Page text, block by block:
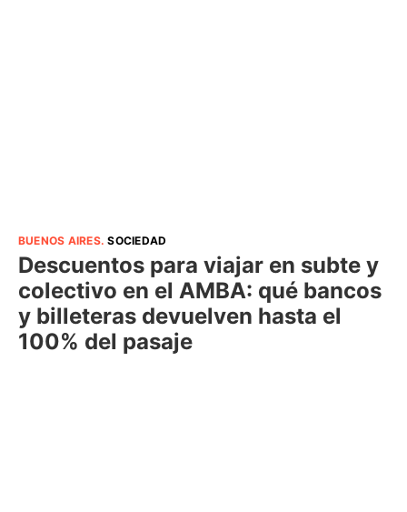
BUENOS AIRES.SOCIEDAD
Descuentos para viajar en subte y
colectivo en el AMBA: qué bancos
y billeteras devuelven hasta el
100% del pasaje